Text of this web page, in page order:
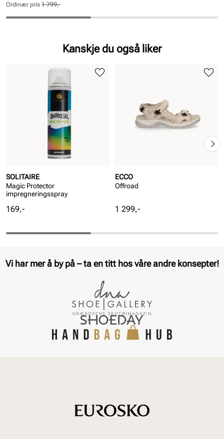
pris
Pris
pris
Pris
Ordinær pris 1 799,-
Kanskje du også liker
SOLITAIRE
Magic Protector
impregneringsspray
Pris
169,-
ECCO
Offroad
Pris
1 299,-
Vi har mer å by på – ta en titt hos våre andre konsepter!